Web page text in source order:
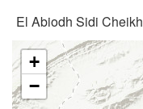
El Abiodh Sidi Cheikh
+
−